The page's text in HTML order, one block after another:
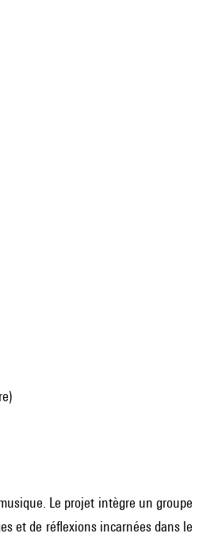
Le projet intègre un groupe
et de réflexions incarnées dans le